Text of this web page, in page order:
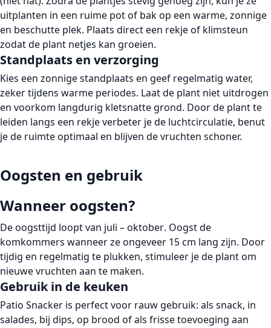
uitplanten in een ruime pot of bak op een warme, zonnige
en beschutte plek. Plaats direct een rekje of klimsteun
zodat de plant netjes kan groeien.
Standplaats en verzorging
Kies een zonnige standplaats en geef regelmatig water,
zeker tijdens warme periodes. Laat de plant niet uitdrogen
en voorkom langdurig kletsnatte grond. Door de plant te
leiden langs een rekje verbeter je de luchtcirculatie, benut
je de ruimte optimaal en blijven de vruchten schoner.
Oogsten en gebruik
Wanneer oogsten?
Deoogsttijd loopt van juli – oktober. Oogst de
komkommers wanneer ze ongeveer 15 cm lang zijn. Door
tijdig en regelmatig te plukken, stimuleer je de plant om
nieuwe vruchten aan te maken.
Gebruik in de keuken
Patio Snacker is perfect voor rauw gebruik: als snack, in
salades, bij dips, op brood of als frisse toevoeging aan